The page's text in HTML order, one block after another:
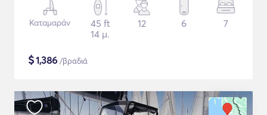
Καταμαράν
45 ft
14 μ.
12 6 7
$1,386 /βραδιά